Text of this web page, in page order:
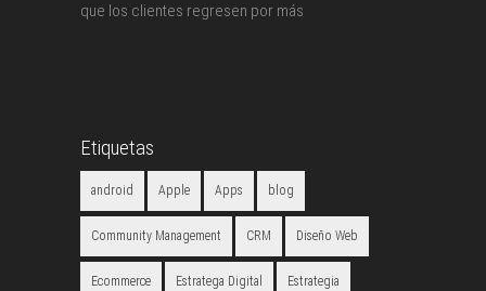
que los clientes regresen por más
Etiquetas
android Apple Apps blog
Community Management CRM Diseño Web
Ecommerce Estratega Digital Estrategia